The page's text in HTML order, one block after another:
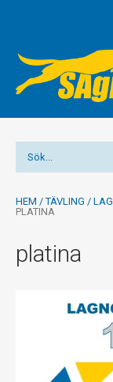
HEM /TÄVLING / LAG
PLATINA
platina